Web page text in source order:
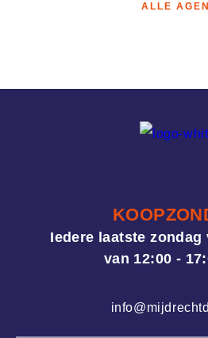
ALLE
Iedere laatste zondag
van 12:00 -